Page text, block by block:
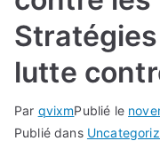
lutte
Par qvixmPublié le
Publié dans